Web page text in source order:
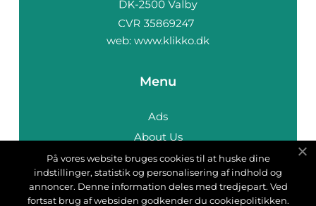
web: www.klikko.dk
Menu
Ads
About Us
Cookies
Contact
Sitemap
På vores website bruges cookies til at huske dine
indstillinger, statistik og personalisering af indhold og
annoncer. Denne information deles med tredjepart. Ved
fortsat brug af websiden godkender du cookiepolitikken.